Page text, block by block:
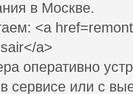
в Москве.
<a
a>
оперативно
в сервисе или с